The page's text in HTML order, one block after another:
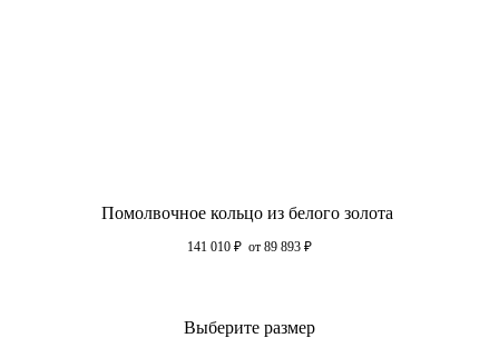
Помолвочное кольцо из белого золота
141 010 ₽ от 89 893 ₽
Выберите размер